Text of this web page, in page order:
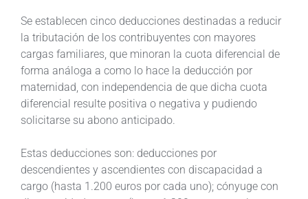
Se establecen cinco deducciones destinadas a reducir
la tributación de los contribuyentes con mayores
cargas familiares, que minoran la cuota diferencial de
forma análoga a como lo hace la deducción por
maternidad, con independencia de que dicha cuota
diferencial resulte positiva o negativa y pudiendo
solicitarse su abono anticipado.
Estas deducciones son: deducciones por
descendientes y ascendientes con discapacidad a
cargo (hasta 1.200 euros por cada uno); cónyuge con